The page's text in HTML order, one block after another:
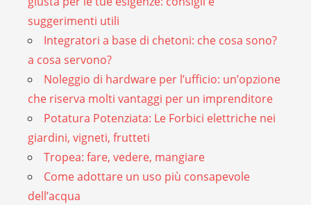
suggerimenti utili
Integratori a base di chetoni: che cosa sono?
a cosa servono?
Noleggio di hardware per l’ufficio: un’opzione
che riserva molti vantaggi per un imprenditore
Potatura Potenziata: Le Forbici elettriche nei
giardini, vigneti, frutteti
Tropea: fare, vedere, mangiare
Come adottare un uso più consapevole
dell’acqua